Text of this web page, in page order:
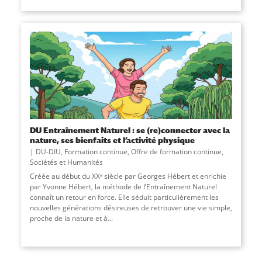
DU Entraînement Naturel : se (re)connecter avec la
nature, ses bienfaits et l’activité physique
DU-DIU, Formation continue, Offre de formation continue,
Sociétés et Humanités
Créée au début du XXᵉ siècle par Georges Hébert et enrichie
par Yvonne Hébert, la méthode de l’Entraînement Naturel
connaît un retour en force. Elle séduit particulièrement les
nouvelles générations désireuses de retrouver une vie simple,
proche de la nature et à...